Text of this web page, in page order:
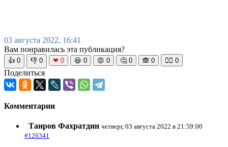
03 августа 2022, 16:41
Вам понравилась эта публикация?
👍 0 👎 0 ❤ 0 😆 0 😡 0 🤔 0 🙈 0 🧘‍♀️ 0
Поделиться
Комментарии
Таиров Фахратдин четверг, 03 августа 2022 в 21:59:00
#126341